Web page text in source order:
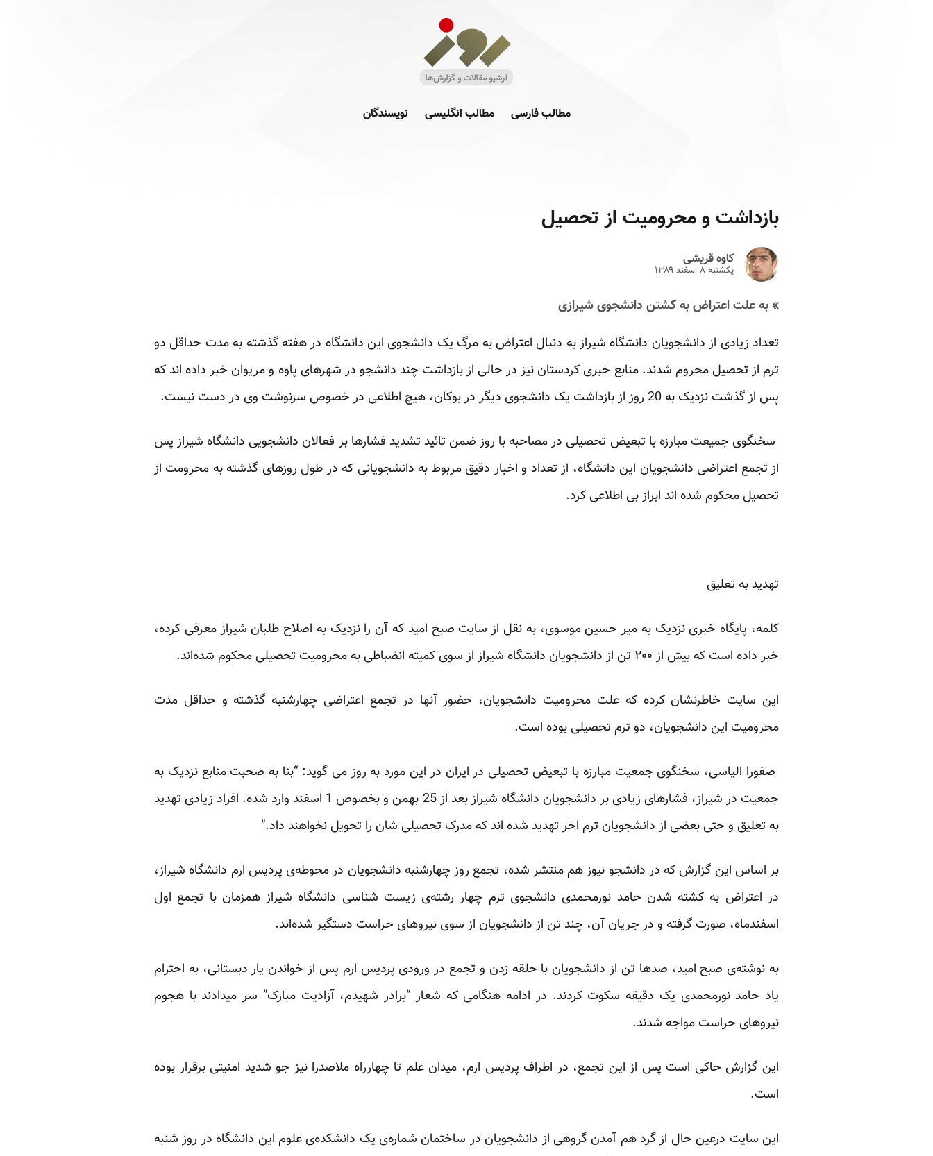
مطالب فارسی مطالب انگلیسی نویسندگان
بازداشت و محرومیت از تحصیل
کاوه قریشی
یکشنبه ۸ اسفند ۱۳۸۹
» به علت اعتراض به کشتن دانشجوی شیرازی
تعداد زیادی از دانشجویان دانشگاه شیراز به دنبال اعتراض به مرگ یک دانشجوی این دانشگاه در هفته گذشته به مدت حداقل دو
ترم از تحصیل محروم شدند. منابع خبری کردستان نیز در حالی از بازداشت چند دانشجو در شهرهای پاوه و مریوان خبر داده اند که
پس از گذشت نزدیک به 20 روز از بازداشت یک دانشجوی دیگر در بوکان، هیچ اطلاعی در خصوص سرنوشت وی در دست نیست.
سخنگوی جمیعت مبارزه با تبعیض تحصیلی در مصاحبه با روز ضمن تائید تشدید فشارها بر فعالان دانشجویی دانشگاه شیراز پس
از تجمع اعتراضی دانشجویان این دانشگاه، از تعداد و اخبار دقیق مربوط به دانشجویانی که در طول روزهای گذشته به محرومت از
تحصیل محکوم شده اند ابراز بی اطلاعی کرد.
تهدید به تعلیق
کلمه، پایگاه خبری نزدیک به میر حسین موسوی، به نقل از سایت صبح امید که آن را نزدیک به اصلاح طلبان شیراز معرفی کرده،
خبر داده است که بیش از ۲۰۰ تن از دانشجویان دانشگاه شیراز از سوی کمیته انضباطی به محرومیت تحصیلی محکوم شده‌اند.
این سایت خاطرنشان کرده که علت محرومیت دانشجویان، حضور آنها در تجمع اعتراضی چهارشنبه گذشته و حداقل مدت
محرومیت این دانشجویان، دو ترم تحصیلی بوده است.
صفورا الیاسی، سخنگوی جمعیت مبارزه با تبعیض تحصیلی در ایران در این مورد به روز می گوید: “بنا به صحبت منابع نزدیک به
جمعیت در شیراز، فشارهای زیادی بر دانشجویان دانشگاه شیراز بعد از 25 بهمن و بخصوص 1 اسفند وارد شده. افراد زیادی تهدید
به تعلیق و حتی بعضی از دانشجویان ترم اخر تهدید شده اند که مدرک تحصیلی شان را تحویل نخواهند داد.”
بر اساس این گزارش که در دانشجو نیوزهم منتشر شده، تجمع روز چهارشنبه دانشجویان در محوطه‌ی پردیس ارم دانشگاه شیراز،
در اعتراض به کشته شدن حامد نورمحمدی دانشجوی ترم چهار رشته‌ی زیست شناسی دانشگاه شیراز همزمان با تجمع اول
اسفندماه، صورت گرفته و در جریان آن، چند تن از دانشجویان از سوی نیروهای حراست دستگیر شده‌اند.
به نوشته‌ی صبح امید، صدها تن از دانشجویان با حلقه زدن و تجمع در ورودی پردیس ارم پس از خواندن یار دبستانی، به احترام
یاد حامد نورمحمدی یک دقیقه سکوت کردند. در ادامه هنگامی که شعار “برادر شهیدم، آزادیت مبارک” سر میدادند با هجوم
نیروهای حراست مواجه شدند.
این گزارش حاکی است پس از این تجمع، در اطراف پردیس ارم، میدان علم تا چهارراه ملاصدرا نیز جو شدید امنیتی برقرار بوده
است.
این سایت درعین حال از گرد هم آمدن گروهی از دانشجویان در ساختمان شماره‌ی یک دانشکده‌ی علوم این دانشگاه در روز شنبه